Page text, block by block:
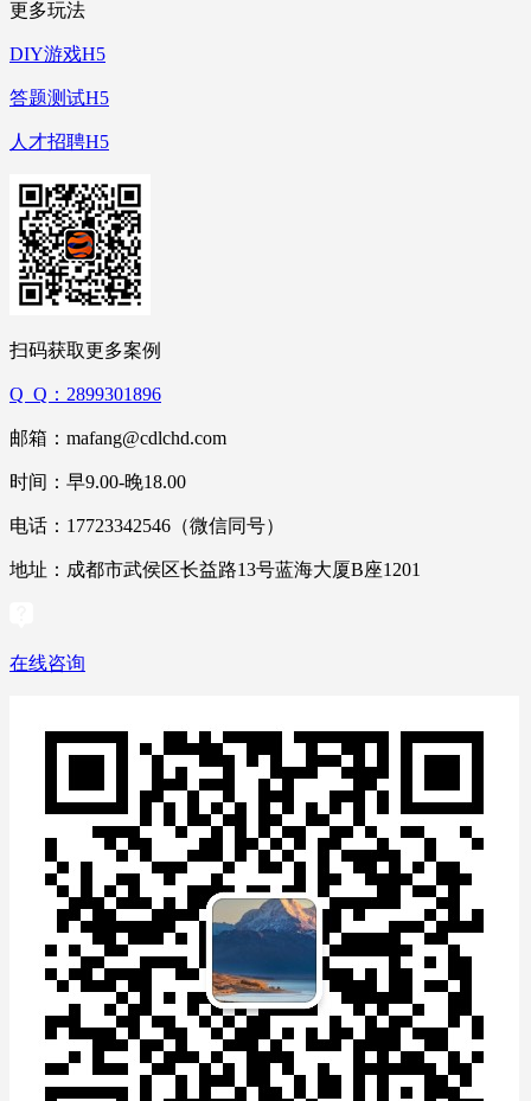
更多玩法
DIY游戏H5
答题测试H5
人才招聘H5
扫码获取更多案例
Q Q：2899301896
邮箱：mafang@cdlchd.com
时间：早9.00-晚18.00
电话：17723342546（微信同号）
地址：成都市武侯区长益路13号蓝海大厦B座1201
在线咨询